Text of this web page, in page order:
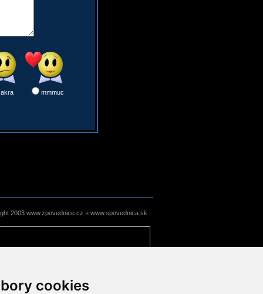
cookies
mmmuc
2003 www.zpovednice.cz + www.spovednica.sk